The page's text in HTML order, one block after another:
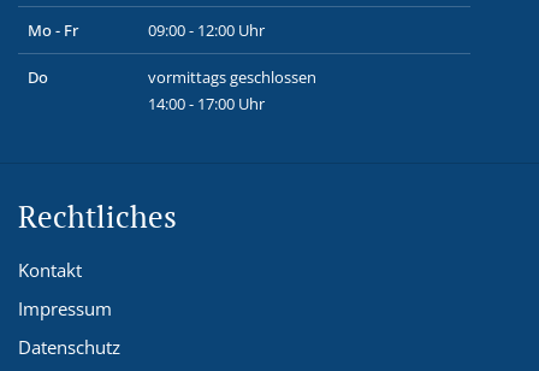
Mo - Fr 09:00 - 12:00 Uhr
Do
vormittags geschlossen
14:00 - 17:00 Uhr
Rechtliches
Kontakt
Impressum
Datenschutz